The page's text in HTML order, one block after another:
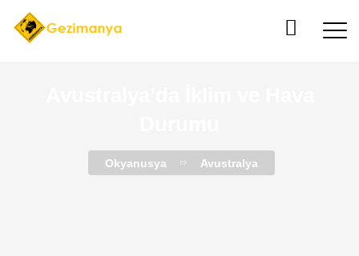
Okyanusya Avustralya